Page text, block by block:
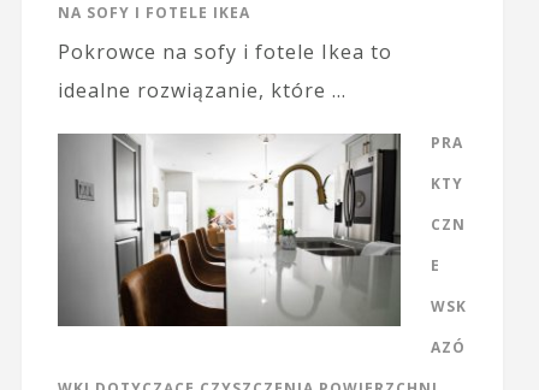
NA SOFY I FOTELE IKEA
Pokrowce na sofy i fotele Ikea to
idealne rozwiązanie, które …
PRA
KTY
CZN
E
WSK
AZÓ